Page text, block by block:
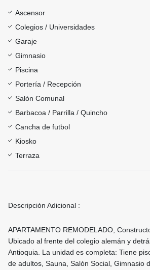
Ascensor
Colegios / Universidades
Garaje
Gimnasio
Piscina
Portería / Recepción
Salón Comunal
Barbacoa / Parrilla / Quincho
Cancha de futbol
Kiosko
Terraza
Descripción Adicional :
APARTAMENTO REMODELADO,
Ubicado al frente del colegio alemán y
Antioquia. La unidad es completa: Tiene
de adultos, Sauna, Salón Social, Gimnasio